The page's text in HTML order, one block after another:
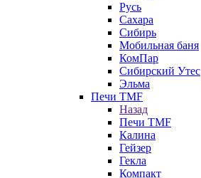
Русь
Сахара
Сибирь
Мобильная баня
КомПар
Сибирский Утес
Эльма
Печи TMF
Назад
Печи TMF
Калина
Гейзер
Гекла
Компакт